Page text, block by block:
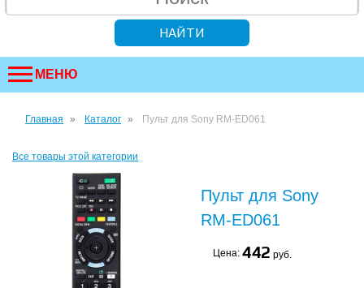
МЕНЮ
Главная Каталог Пульт для Sony RM-ED061
Все товары этой категории
Пульт для Sony
RM-ED061
Цена: 442 руб.